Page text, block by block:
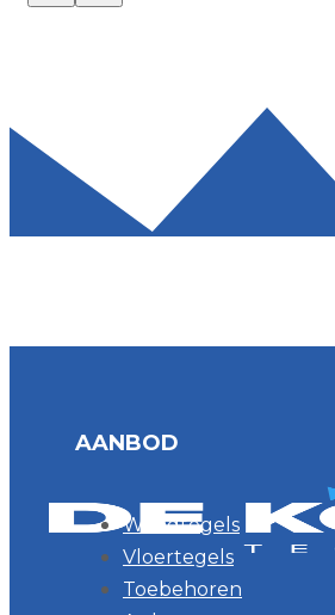
AANBOD
Wandtegels
Vloertegels
Toebehoren